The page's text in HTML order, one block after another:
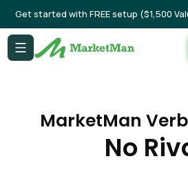
Get started with FREE setup ($1,500
MarketMan
No